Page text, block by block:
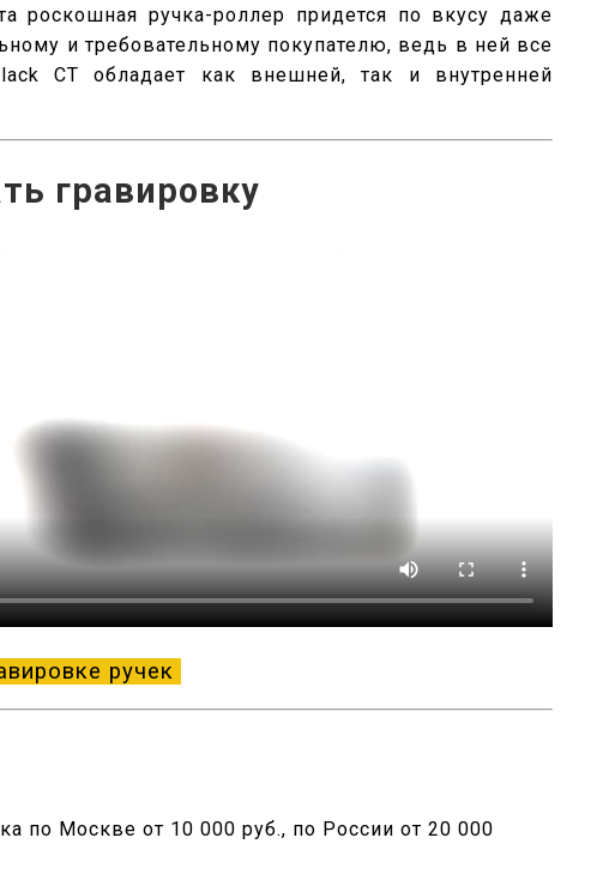
роскошная ручка-роллер придется по вкусу даже
и требовательному покупателю, ведь в ней все
CT обладает как внешней, так и внутренней
гравировку
ручек
по Москве от 10 000 руб., по России от 20 000